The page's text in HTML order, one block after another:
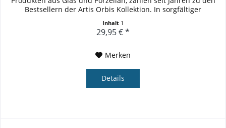
Bestsellern der Artis Orbis Kollektion. In sorgfältiger
Inhalt 1
29,95 € *
Merken
Details